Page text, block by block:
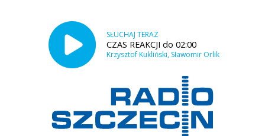
SŁUCHAJ TERAZ
CZAS REAKCJI do 02:00
Krzysztof Kukliński, Sławomir Orlik